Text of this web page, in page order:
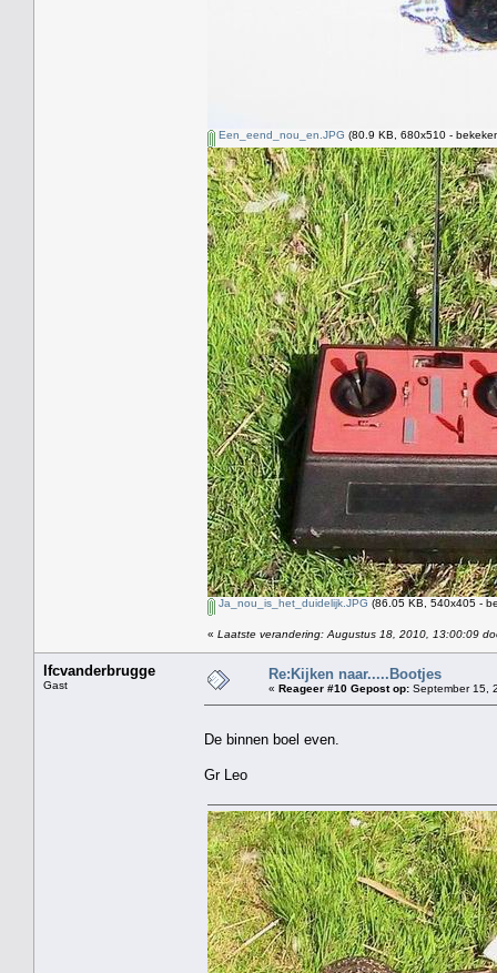
Een_eend_nou_en.JPG (80.9 KB, 680x510 -
Ja_nou_is_het_duidelijk.JPG (86.05 KB, 540x405 -
« Laatste verandering: Augustus 18, 2010, 13:00:09
lfcvanderbrugge
Gast
Re:Kijken naar.....Bootjes
« Reageer #10 Gepost op: September 15,
De binnen boel even.
Gr Leo